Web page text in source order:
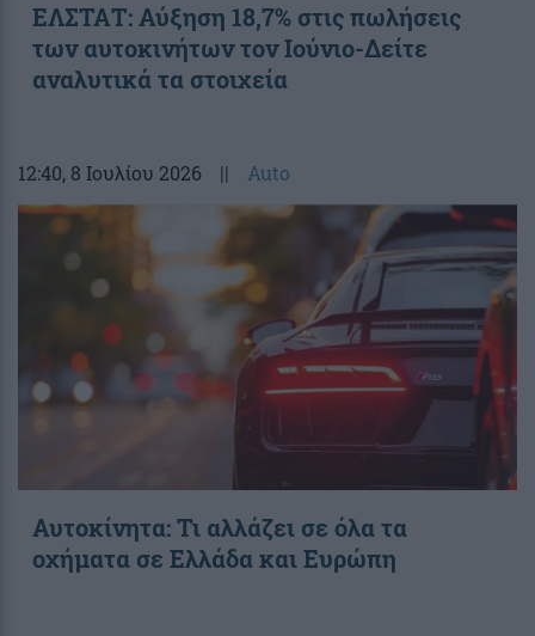
ΕΛΣΤΑΤ: Αύξηση 18,7% στις πωλήσεις
των αυτοκινήτων τον Ιούνιο-Δείτε
αναλυτικά τα στοιχεία
12:40, 8 Ιουλίου 2026 || Auto
Αυτοκίνητα: Τι αλλάζει σε όλα τα
οχήματα σε Ελλάδα και Ευρώπη